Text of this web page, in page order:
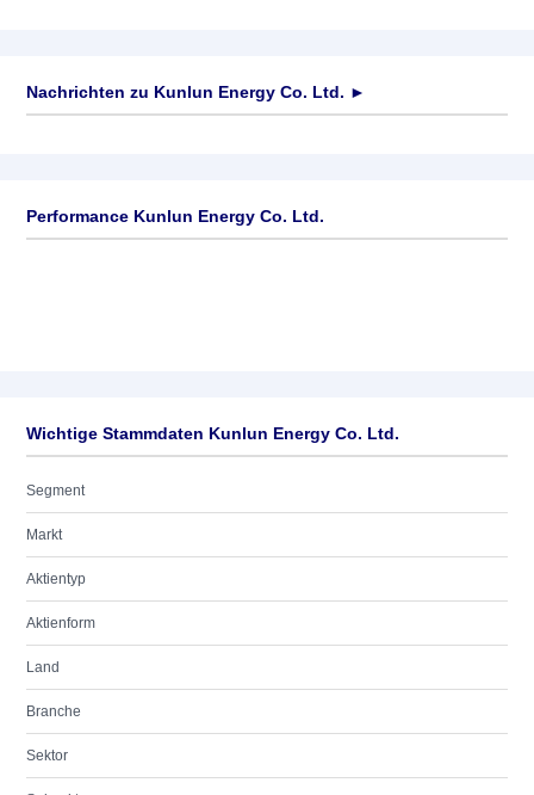
Nachrichten zu Kunlun Energy Co. Ltd. ►
Performance Kunlun Energy Co. Ltd.
Wichtige Stammdaten Kunlun Energy Co. Ltd.
Segment
Markt
Aktientyp
Aktienform
Land
Branche
Sektor